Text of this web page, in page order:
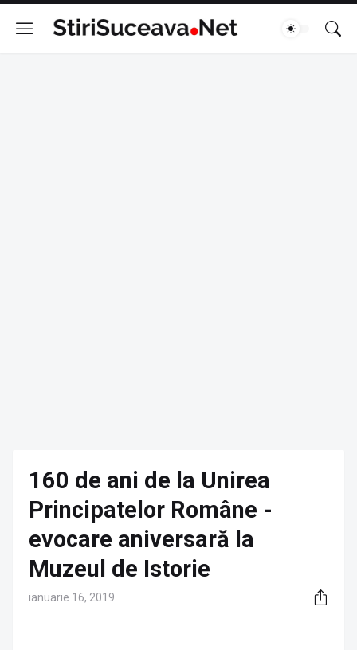
160 de ani de la Unirea
Principatelor Române -
evocare aniversară la
Muzeul de Istorie
ianuarie 16, 2019